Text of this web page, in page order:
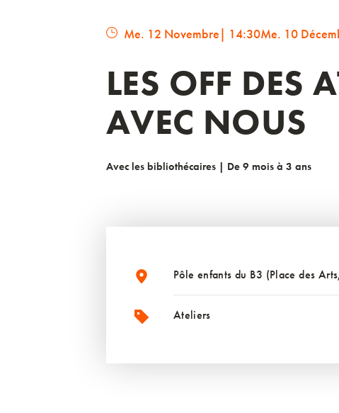
Me. 12 Novembre| 14:30Me. 10
LES OFF DES
AVEC NOUS
Avec les bibliothécaires | De 9 mois à 3 ans
Pôle enfants du B3 (Place des
Ateliers